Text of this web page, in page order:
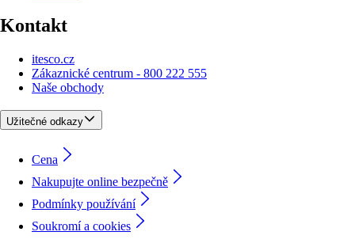
Kontakt
itesco.cz
Zákaznické centrum - 800 222 555
Naše obchody
Užitečné odkazy
Cena
Nakupujte online bezpečně
Podmínky používání
Soukromí a cookies